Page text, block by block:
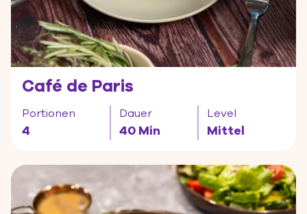
Café de Paris
Portionen
4
Dauer
40 Min
Level
Mittel